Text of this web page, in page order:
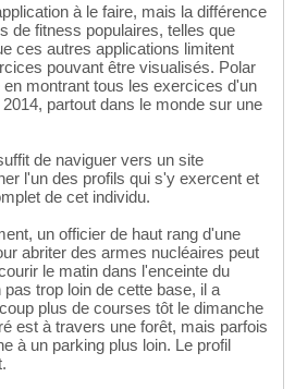
à le faire, mais la différence
de fitness populaires, telles que
ces autres applications limitent
pouvant être visualisés. Polar
en montrant tous les exercices d'un
partout dans le monde sur une
de naviguer vers un site
l'un des profils qui s'y exercent et
de cet individu.
un officier de haut rang d'une
abriter des armes nucléaires peut
le matin dans l'enceinte du
trop loin de cette base, il a
plus de courses tôt le dimanche
est à travers une forêt, mais parfois
à un parking plus loin. Le profil